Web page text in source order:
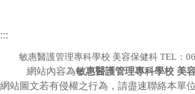
:::
敏惠醫護管理專科學校 美容保健科 TEL：
網站內容為敏惠醫護管理專科學校 美
網站圖文若有侵權之行為，請盡速聯絡本單